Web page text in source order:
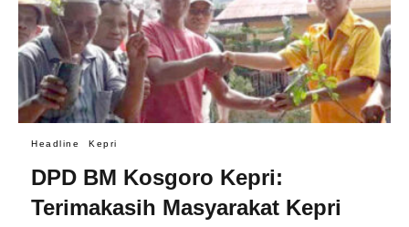
Headline Kepri
DPD BM Kosgoro Kepri:
Terimakasih Masyarakat Kepri